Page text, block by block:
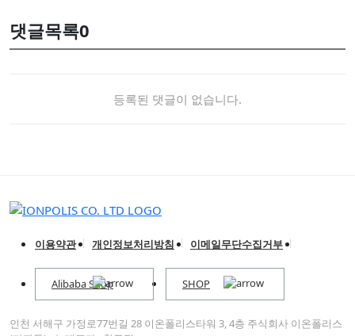
댓글목록0
등록된 댓글이 없습니다.
이용약관 개인정보처리방침 이메일무단수집거부
Alibaba Shop SHOP
인천 서해구 가정로77번길 28 이온폴리스타워 3, 4층 주식회사 이온폴리스